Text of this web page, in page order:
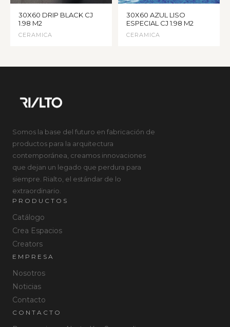
30X60 DRIP BLACK CJ
1.98 M2
CERAMICA
30X60 AZUL LISO
ESPECIAL CJ 1.98 M2
CERAMICA
Somos la base del futuro en fabricación de
productos para la arquitectura
contemporánea, creamos innovaciones
que dejan un legado que perdura para
siempre. Rialto, el estándar de lo
extraordinario.
PRODUCTOS
Catálogo
Crea Espacios
Creators
EMPRESA
Nosotros
Noticias
Contacto
CONTACTO